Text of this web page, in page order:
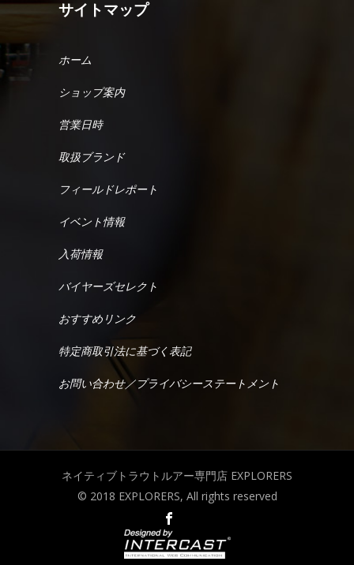
サイトマップ
ホーム
ショップ案内
営業日時
取扱ブランド
フィールドレポート
イベント情報
入荷情報
バイヤーズセレクト
おすすめリンク
特定商取引法に基づく表記
お問い合わせ／プライバシーステートメント
ネイティブトラウトルアー専門店 EXPLORERS
© 2018 EXPLORERS, All rights reserved